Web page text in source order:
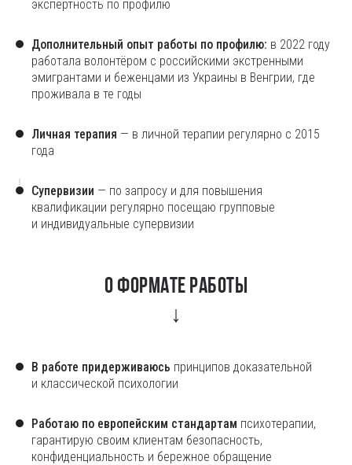
экспертность по профилю
Дополнительный опыт работы по профилю: в 2022 году
работала волонтёром с российскими экстренными
эмигрантами и беженцами из Украины в Венгрии, где
проживала в те годы
Личная терапия — в личной терапии регулярно с 2015
года
Супервизии — по запросу и для повышения
квалификации регулярно посещаю групповые
и индивидуальные супервизии
О формате работы
↓
В работе придерживаюсь принципов доказательной
и классической психологии
Работаю по европейским стандартам психотерапии,
гарантирую своим клиентам безопасность,
конфиденциальность и бережное обращение